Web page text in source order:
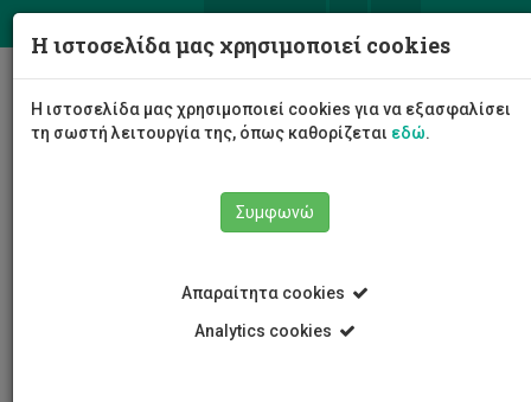
Η ιστοσελίδα μας χρησιμοποιεί cookies
Η ιστοσελίδα μας χρησιμοποιεί cookies για να εξασφαλίσει
τη σωστή λειτουργία της, όπως καθορίζεται εδώ.
Συμφωνώ
Απαραίτητα cookies
Analytics cookies